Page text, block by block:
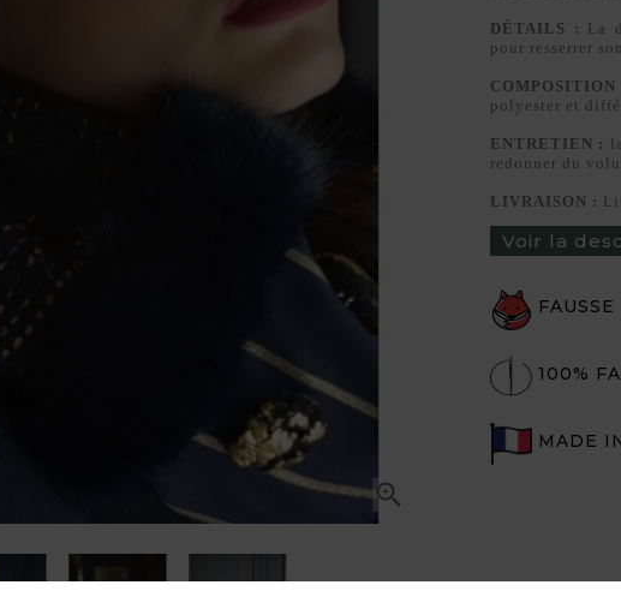

DÉTAILS : La
pour resserrer
COMPOSITION
polyester et
ENTRETIEN :
redonner du
LIVRAISON :
Voir la
100%
MADE